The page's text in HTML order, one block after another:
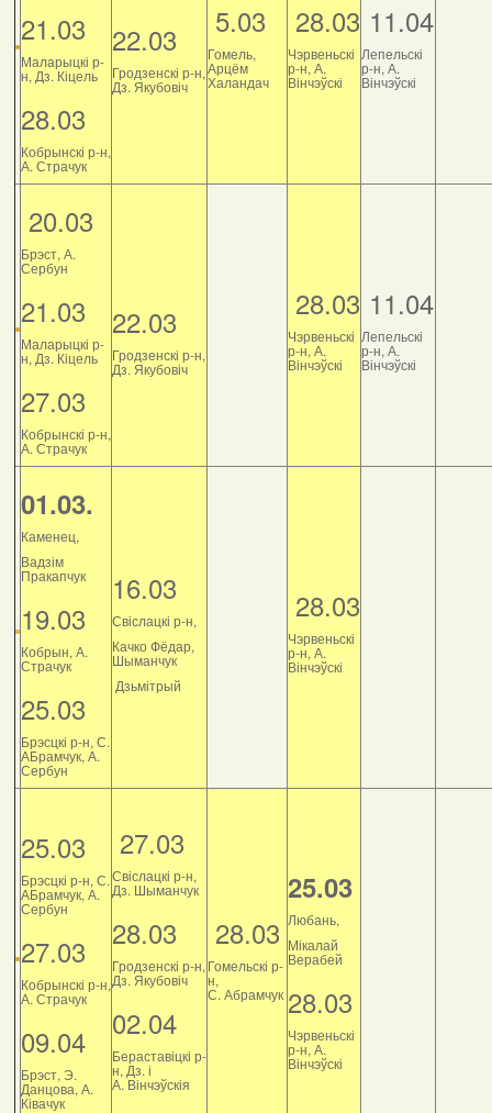
21.03
Маларыцкі р-
н, Дз. Кіцель
28.03
Кобрынскі р-н,
А. Страчук
22.03
Гродзенскі р-н,
Дз. Якубовіч
5.03
Гомель,
Арцём
Халандач
28.03
Чэрвеньскі
р-н, А.
Вінчэўскі
11.04
Лепельскі
р-н, А.
Вінчэўскі
20.03
Брэст, А.
Сербун
21.03
Маларыцкі р-
н, Дз. Кіцель
27.03
Кобрынскі р-н,
А. Страчук
22.03
Гродзенскі р-н,
Дз. Якубовіч
28.03
Чэрвеньскі
р-н, А.
Вінчэўскі
11.04
Лепельскі
р-н, А.
Вінчэўскі
01.03.
Каменец,
Вадзім
Пракапчук
19.03
Кобрын, А.
Страчук
25.03
Брэсцкі р-н, С.
АБрамчук, А.
Сербун
16.03
Свіслацкі р-н,
Качко Фёдар,
Шыманчук
Дзьмітрый
28.03
Чэрвеньскі
р-н, А.
Вінчэўскі
25.03
Брэсцкі р-н, С.
АБрамчук, А.
Сербун
27.03
Кобрынскі р-н,
А. Страчук
09.04
Брэст, Э.
Данцова, А.
Ківачук
27.03
Свіслацкі р-н,
Дз. Шыманчук
28.03
Гродзенскі р-н,
Дз. Якубовіч
02.04
Бераставіцкі р-
н, Дз. і
А. Вінчэўскія
28.03
Гомельскі р-
н,
С. Абрамчук
25.03
Любань,
Мікалай
Верабей
28.03
Чэрвеньскі
р-н, А.
Вінчэўскі